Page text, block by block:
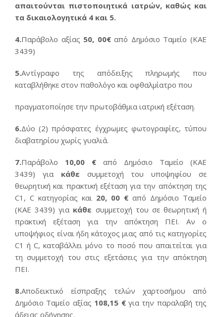
απαιτούνται πιστοποιητικά ιατρών, καθώς και
τα δικαιολογητικά 4 και 5.
4.Παράβολο αξίας 50, 00€από Δημόσιο Ταμείο (ΚΑΕ
3439)
5.Αντίγραφο της απόδειξης πληρωμής που
καταβλήθηκε στον παθολόγο και οφθαλμίατρο που
πραγματοποίησε την πρωτοβάθμια ιατρική εξέταση.
6.Δύο (2) πρόσφατες έγχρωμες φωτογραφίες, τύπου
διαβατηρίου χωρίς γυαλιά.
7.Παράβολο 10,00 € από Δημόσιο Ταμείο (ΚΑΕ
3439) για κάθε συμμετοχή του υποψηφίου σε
θεωρητική και πρακτική εξέταση για την απόκτηση της
C1, C κατηγορίας και 20, 00 € από Δημόσιο Ταμείο
(ΚΑΕ 3439) για κάθε συμμετοχή του σε θεωρητική ή
πρακτική εξέταση για την απόκτηση ΠΕΙ. Αν ο
υποψήφιος είναι ήδη κάτοχος μιας από τις κατηγορίες
C1 ή C, καταβάλλει μόνο το ποσό που απαιτείται για
τη συμμετοχή του στις εξετάσεις για την απόκτηση
ΠΕΙ.
8.Αποδεικτικό είσπραξης τελών χαρτοσήμου από
Δημόσιο Ταμείο αξίας 108,15 €για την παραλαβή της
άδειας οδήγησης.